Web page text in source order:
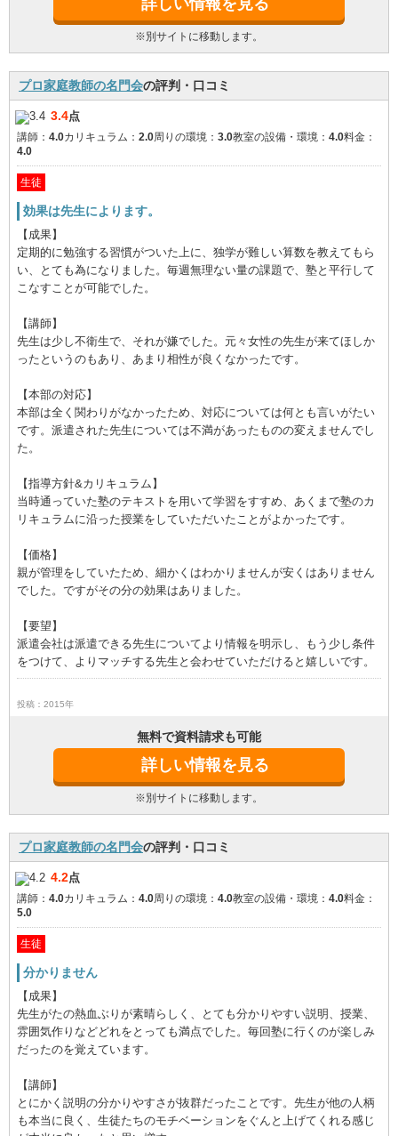
詳しい情報を見る
※別サイトに移動します。
プロ家庭教師の名門会の評判・口コミ
3.4点
講師： 4.0カリキュラム： 2.0周りの環境： 3.0教室の設備・環境： 4.0料金：
4.0
生徒
効果は先生によります。
【成果】
定期的に勉強する習慣がついた上に、独学が難しい算数を教えてもら
い、とても為になりました。毎週無理ない量の課題で、塾と平行して
こなすことが可能でした。
【講師】
先生は少し不衛生で、それが嫌でした。元々女性の先生が来てほしか
ったというのもあり、あまり相性が良くなかったです。
【本部の対応】
本部は全く関わりがなかったため、対応については何とも言いがたい
です。派遣された先生については不満があったものの変えませんでし
た。
【指導方針&カリキュラム】
当時通っていた塾のテキストを用いて学習をすすめ、あくまで塾のカ
リキュラムに沿った授業をしていただいたことがよかったです。
【価格】
親が管理をしていたため、細かくはわかりませんが安くはありません
でした。ですがその分の効果はありました。
【要望】
派遣会社は派遣できる先生についてより情報を明示し、もう少し条件
をつけて、よりマッチする先生と会わせていただけると嬉しいです。
投稿：2015年
無料で資料請求も可能
詳しい情報を見る
※別サイトに移動します。
プロ家庭教師の名門会の評判・口コミ
4.2点
講師： 4.0カリキュラム： 4.0周りの環境： 4.0教室の設備・環境： 4.0料金：
5.0
生徒
分かりません
【成果】
先生がたの熱血ぶりが素晴らしく、とても分かりやすい説明、授業、
雰囲気作りなどどれをとっても満点でした。毎回塾に行くのが楽しみ
だったのを覚えています。
【講師】
とにかく説明の分かりやすさが抜群だったことです。先生が他の人柄
も本当に良く、生徒たちのモチベーションをぐんと上げてくれる感じ